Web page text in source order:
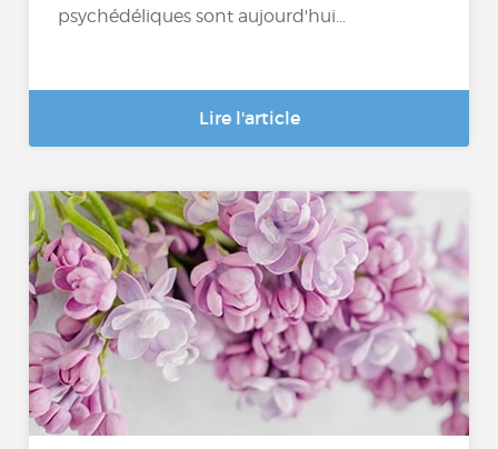
psychédéliques sont aujourd'hui...
Lire l'article